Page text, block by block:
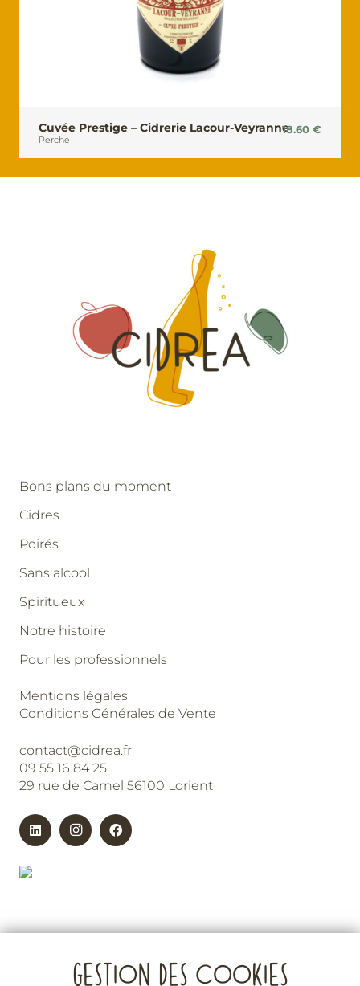
Cuvée Prestige – Cidrerie Lacour-Veyranne
Perche
18.60 €
Bons plans du moment
Cidres
Poirés
Sans alcool
Spiritueux
Notre histoire
Pour les professionnels
Mentions légales
Conditions Générales de Vente
contact@cidrea.fr
09 55 16 84 25
29 rue de Carnel 56100 Lorient